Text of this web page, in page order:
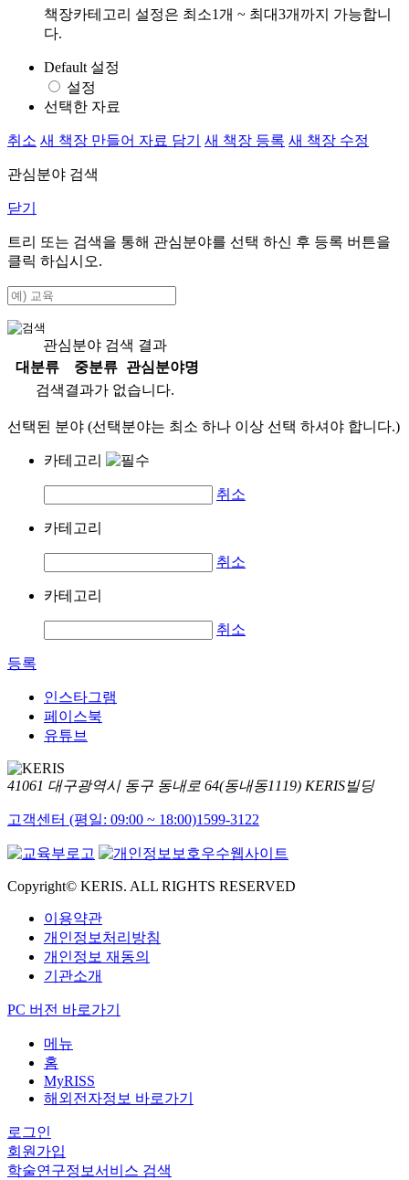
책장카테고리 설정은 최소1개 ~ 최대3개까지 가능합니
다.
Default 설정
설정
선택한 자료
취소 새 책장 만들어 자료 담기 새 책장 등록 새 책장 수정
관심분야 검색
닫기
트리 또는 검색을 통해 관심분야를 선택 하신 후 등록 버튼을
클릭 하십시오.
관심분야 검색 결과
대분류
중분류
관심분야명
검색결과가 없습니다.
선택된 분야 (선택분야는 최소 하나 이상 선택 하셔야 합니다.)
카테고리
취소
카테고리
취소
카테고리
취소
등록
인스타그램
페이스북
유튜브
41061 대구광역시 동구 동내로 64(동내동1119) KERIS빌딩
고객센터 (평일: 09:00 ~ 18:00)1599-3122
Copyright© KERIS. ALL RIGHTS RESERVED
이용약관
개인정보처리방침
개인정보 재동의
기관소개
PC 버전 바로가기
메뉴
홈
MyRISS
해외전자정보 바로가기
로그인
회원가입
학술연구정보서비스 검색